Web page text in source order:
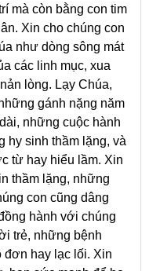
mà còn bằng con tim
Xin cho chúng con
như dòng sông mát
các linh mục, xua
lòng. Lạy Chúa,
gánh nặng năm
những cuộc hành
hy sinh thầm lặng, và
từ hay hiểu lầm. Xin
thầm lặng, những
con cũng dâng
hành với chúng
trẻ, những bệnh
đơn hay lạc lối. Xin